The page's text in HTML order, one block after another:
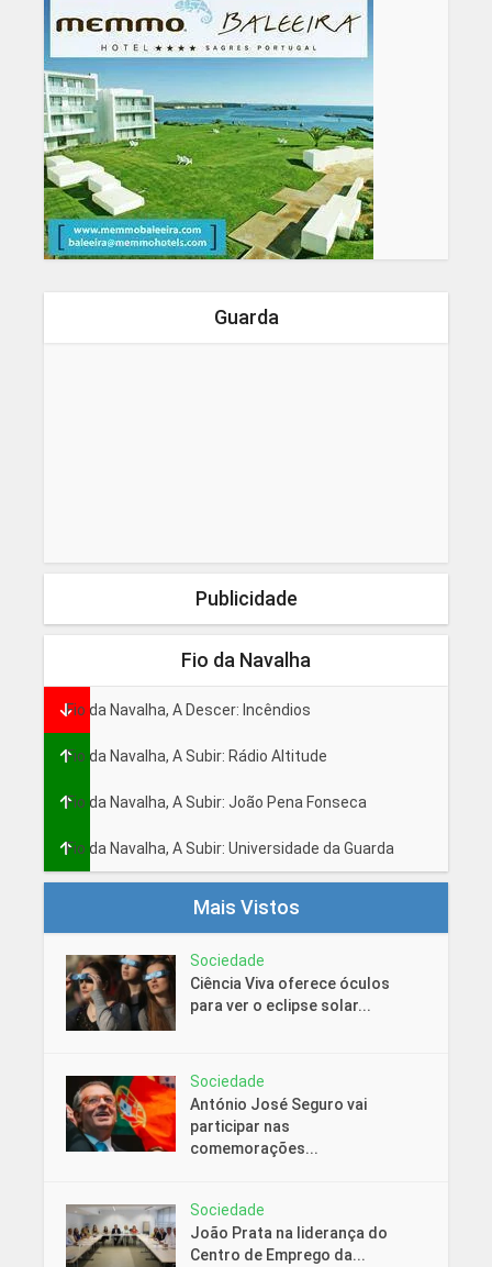
Guarda
Publicidade
Fio da Navalha
Fio da Navalha, A Descer: Incêndios
Fio da Navalha, A Subir: Rádio Altitude
Fio da Navalha, A Subir: João Pena Fonseca
Fio da Navalha, A Subir: Universidade da Guarda
Mais Vistos
Sociedade
Ciência Viva oferece óculos
para ver o eclipse solar...
Sociedade
António José Seguro vai
participar nas
comemorações...
Sociedade
João Prata na liderança do
Centro de Emprego da...